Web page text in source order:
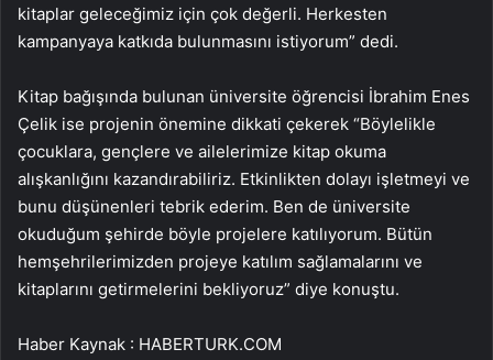
kitaplar geleceğimiz için çok değerli. Herkesten
kampanyaya katkıda bulunmasını istiyorum” dedi.
Kitap bağışında bulunan üniversite öğrencisi İbrahim Enes
Çelik ise projenin önemine dikkati çekerek “Böylelikle
çocuklara, gençlere ve ailelerimize kitap okuma
alışkanlığını kazandırabiliriz. Etkinlikten dolayı işletmeyi ve
bunu düşünenleri tebrik ederim. Ben de üniversite
okuduğum şehirde böyle projelere katılıyorum. Bütün
hemşehrilerimizden projeye katılım sağlamalarını ve
kitaplarını getirmelerini bekliyoruz” diye konuştu.
Haber Kaynak : HABERTURK.COM